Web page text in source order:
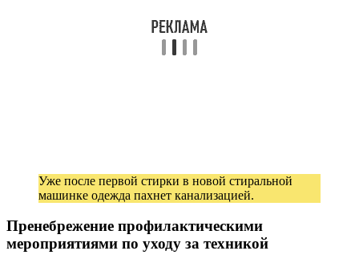
Уже после первой стирки в новой стиральной
машинке одежда пахнет канализацией.
Пренебрежение профилактическими
мероприятиями по уходу за техникой